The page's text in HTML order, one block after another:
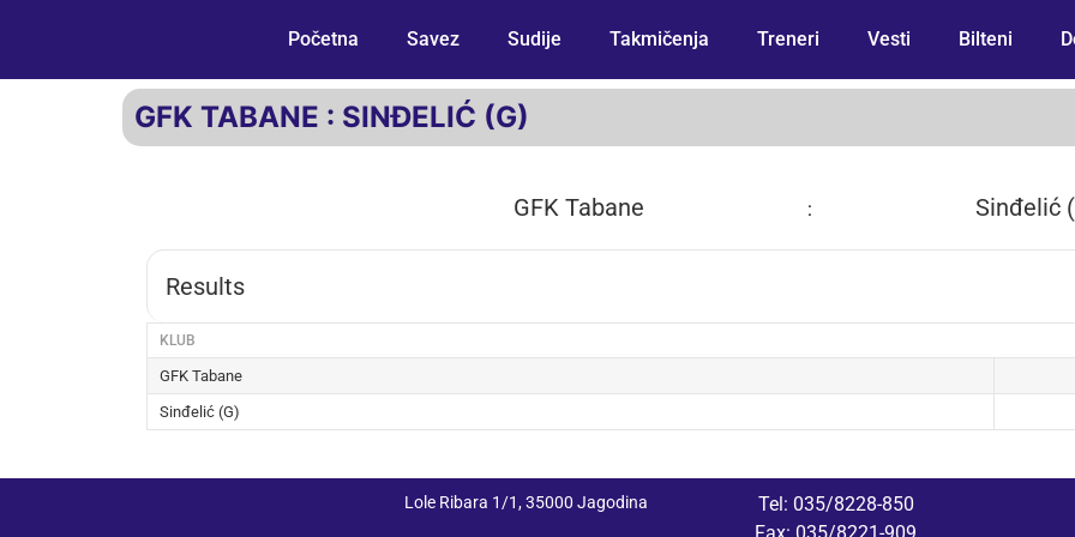
Početna Savez Sudije Takmičenja Treneri Vesti Bilteni
GFK TABANE : SINĐELIĆ (G)
GFK Tabane : Sinđelić
Results
KLUB
GFK Tabane
Sinđelić (G)
Lole Ribara 1/1, 35000 Jagodina
Tel: 035/8228-850